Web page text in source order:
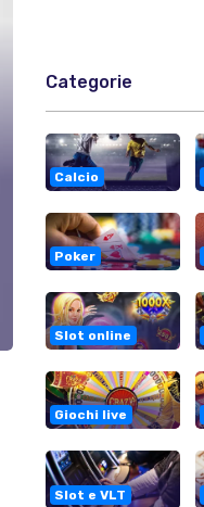
Categorie
Calcio
Poker
Slot online
Giochi live
Slot e VLT